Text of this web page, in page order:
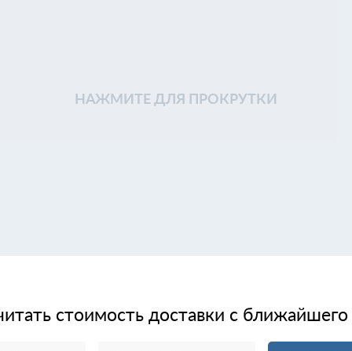
НАЖМИТЕ ДЛЯ ПРОКРУТКИ
стоимость доставки с ближайшего